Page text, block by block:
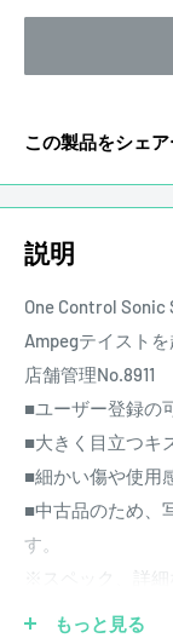
この製品をシェ
説明
One Control Sonic
Ampegテイスト
店舗管理No.8911
■ユーザー登録の
■大きく目立つキ
■細かい傷や使用
■中古品のため、
す。
※スペック、詳細
もっと見る